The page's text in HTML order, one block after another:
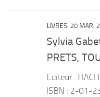
LIVRES 20 MAR,
Sylvia
PRETS,
Editeur :
ISBN : 2-01-